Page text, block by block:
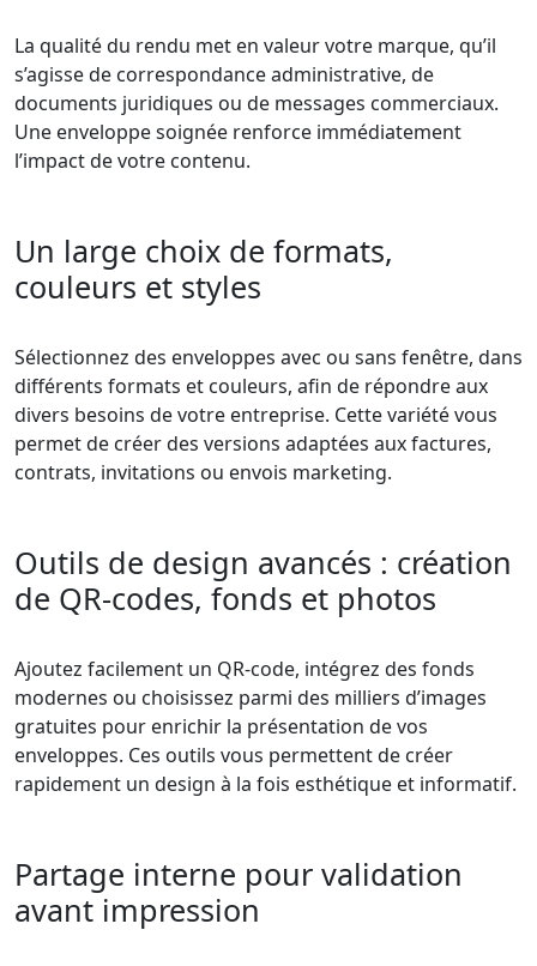
La qualité du rendu met en valeur votre marque, qu’il
s’agisse de correspondance administrative, de
documents juridiques ou de messages commerciaux.
Une enveloppe soignée renforce immédiatement
l’impact de votre contenu.
Un large choix de formats,
couleurs et styles
Sélectionnez des enveloppes avec ou sans fenêtre, dans
différents formats et couleurs, afin de répondre aux
divers besoins de votre entreprise. Cette variété vous
permet de créer des versions adaptées aux factures,
contrats, invitations ou envois marketing.
Outils de design avancés : création
de QR-codes, fonds et photos
Ajoutez facilement un QR-code, intégrez des fonds
modernes ou choisissez parmi des milliers d’images
gratuites pour enrichir la présentation de vos
enveloppes. Ces outils vous permettent de créer
rapidement un design à la fois esthétique et informatif.
Partage interne pour validation
avant impression